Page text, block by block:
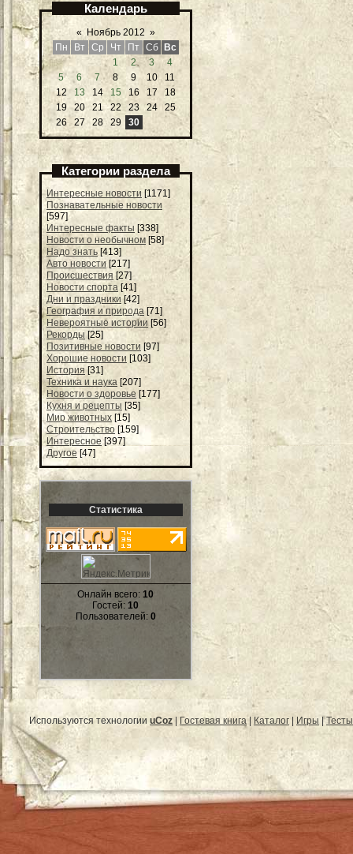
Календарь
« Ноябрь 2012 »
Пн
Вт Ср Чт Пт Сб
Вс
1
2 3
4
5
6 7 8 9 10
11
12
13 14 15 16 17
18
19
20 21 22 23 24
25
26
27 28 29 30
Категории раздела
Интересные новости [1171]
Познавательные новости
[597]
Интересные факты [338]
Новости о необычном [58]
Надо знать [413]
Авто новости [217]
Происшествия [27]
Новости спорта [41]
Дни и праздники [42]
География и природа [71]
Невероятные истории [56]
Рекорды [25]
Позитивные новости [97]
Хорошие новости [103]
История [31]
Техника и наука [207]
Новости о здоровье [177]
Кухня и рецепты [35]
Мир животных [15]
Строительство [159]
Интересное [397]
Другое [47]
Статистика
Онлайн всего:10
Гостей:10
Пользователей: 0
Используются технологии uCoz Гостевая книга| Каталог Игры |Тесты